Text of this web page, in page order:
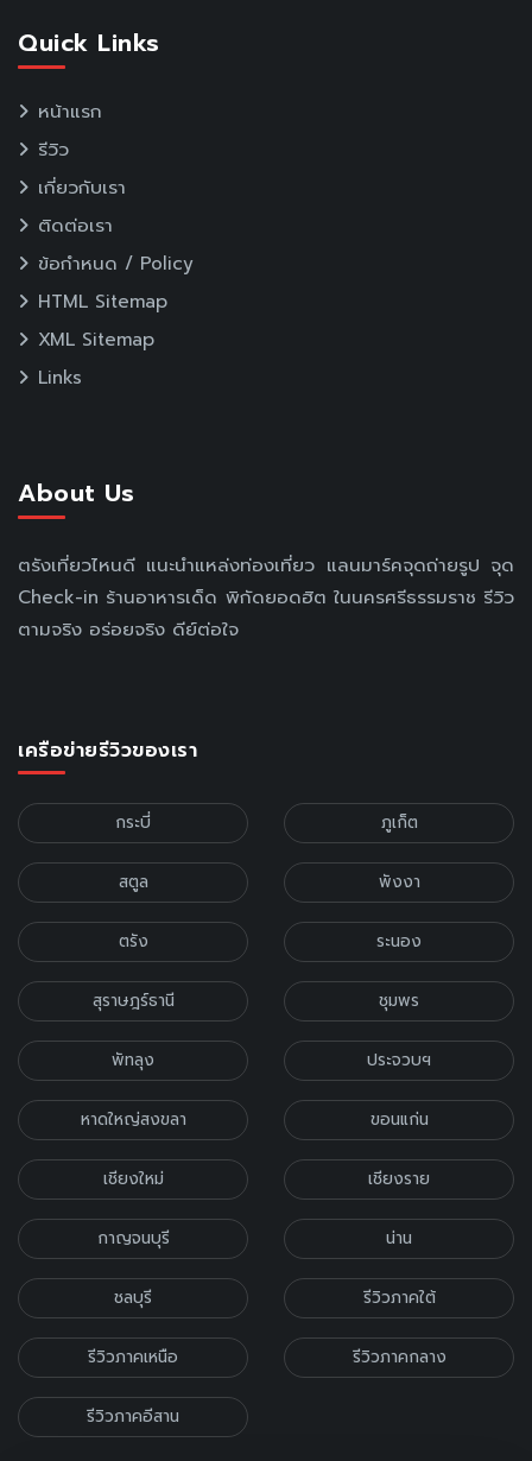
Quick Links
หน้าแรก
รีวิว
เกี่ยวกับเรา
ติดต่อเรา
ข้อกำหนด / Policy
HTML Sitemap
XML Sitemap
Links
About Us
ตรังเที่ยวไหนดี แนะนำแหล่งท่องเที่ยว แลนมาร์คจุดถ่ายรูป จุด
Check-in ร้านอาหารเด็ด พิกัดยอดฮิต ในนครศรีธรรมราช รีวิว
ตามจริง อร่อยจริง ดีย์ต่อใจ
เครือข่ายรีวิวของเรา
กระบี่ ภูเก็ต
สตูล พังงา
ตรัง ระนอง
สุราษฎร์ธานี ชุมพร
พัทลุง ประจวบฯ
หาดใหญ่สงขลา ขอนแก่น
เชียงใหม่ เชียงราย
กาญจนบุรี น่าน
ชลบุรี รีวิวภาคใต้
รีวิวภาคเหนือ รีวิวภาคกลาง
รีวิวภาคอีสาน